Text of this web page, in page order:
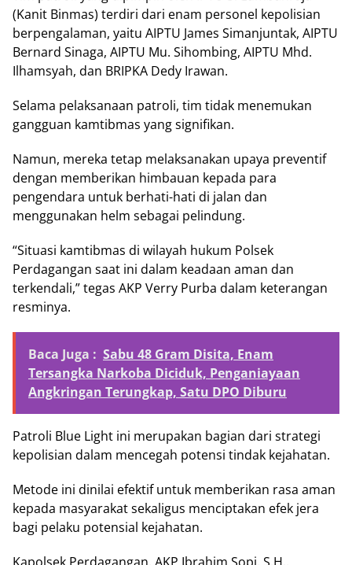
(Kanit Binmas) terdiri dari enam personel kepolisian
berpengalaman, yaitu AIPTU James Simanjuntak, AIPTU
Bernard Sinaga, AIPTU Mu. Sihombing, AIPTU Mhd.
Ilhamsyah, dan BRIPKA Dedy Irawan.
Selama pelaksanaan patroli, tim tidak menemukan
gangguan kamtibmas yang signifikan.
Namun, mereka tetap melaksanakan upaya preventif
dengan memberikan himbauan kepada para
pengendara untuk berhati-hati di jalan dan
menggunakan helm sebagai pelindung.
“Situasi kamtibmas di wilayah hukum Polsek
Perdagangan saat ini dalam keadaan aman dan
terkendali,” tegas AKP Verry Purba dalam keterangan
resminya.
Baca Juga : Sabu 48 Gram Disita, Enam
Tersangka Narkoba Diciduk, Penganiayaan
Angkringan Terungkap, Satu DPO Diburu
Patroli Blue Light ini merupakan bagian dari strategi
kepolisian dalam mencegah potensi tindak kejahatan.
Metode ini dinilai efektif untuk memberikan rasa aman
kepada masyarakat sekaligus menciptakan efek jera
bagi pelaku potensial kejahatan.